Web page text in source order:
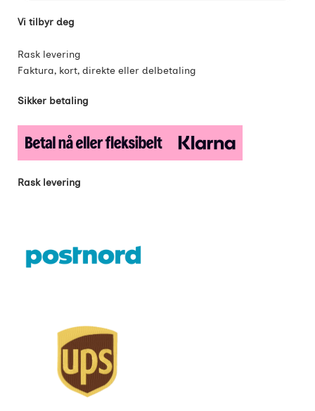
Vi tilbyr deg
Rask levering
Faktura, kort, direkte eller delbetaling
Sikker betaling
Rask levering